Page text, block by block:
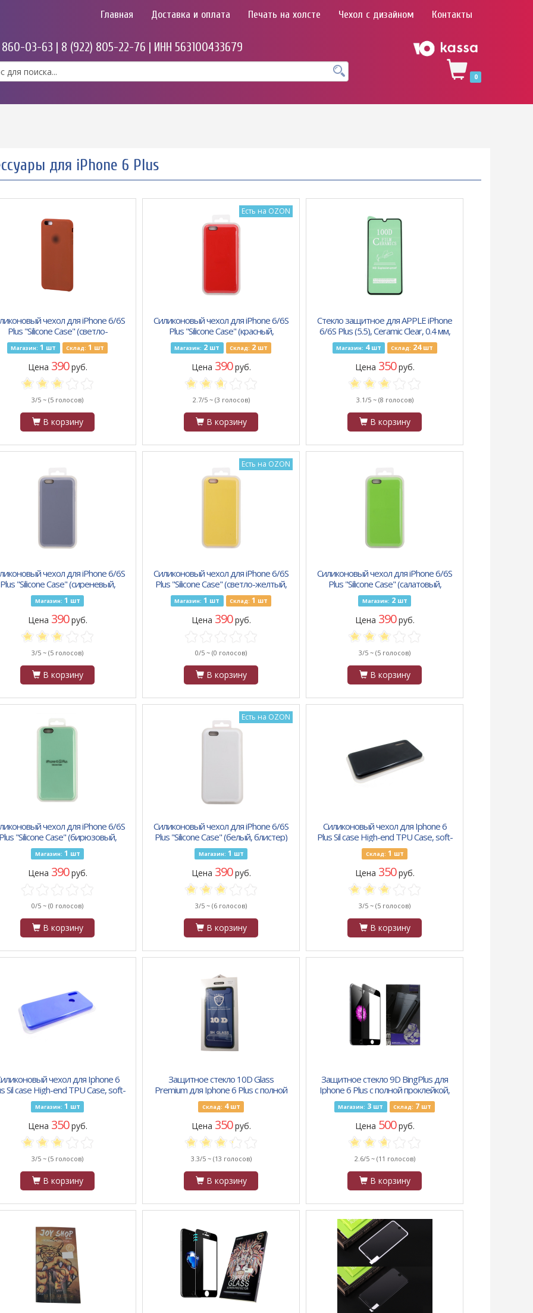
Главная Доставка и оплата Печать на холсте Чехол с дизайном Контакты
860-03-63 | 8 (922) 805-22-76 | ИНН 563100433679
0
для iPhone 6 Plus
чехол для iPhone 6/6S
Plus "Silicone Case" (светло-
коричневый) 7
Магазин: 1 шт Склад: 1 шт
Цена 390руб.
3/5 ~ (5 голосов)
В корзину
Есть на OZON
Силиконовый чехол для iPhone 6/6S
Plus "Silicone Case" (красный,
блистер) 14
Магазин: 2 шт Склад: 2шт
Цена 390руб.
2.7/5 ~ (3 голосов)
В корзину
Стекло защитное для APPLE iPhone
6/6S Plus (5.5), Ceramic Clear, 0.4 мм,
2.5D, глянец, полн. клей, ч
Магазин: 4шт Склад: 24шт
Цена 350руб.
3.1/5 ~ (8 голосов)
В корзину
чехол для iPhone 6/6S
Plus "Silicone Case" (сиреневый,
блистер) 46
Магазин: 1 шт
Цена 390руб.
3/5 ~ (5 голосов)
В корзину
Есть на OZON
Силиконовый чехол для iPhone 6/6S
Plus "Silicone Case" (светло-желтый,
блистер) 55
Магазин: 1 шт Склад: 1 шт
Цена 390руб.
0/5 ~ (0 голосов)
В корзину
Силиконовый чехол для iPhone 6/6S
Plus "Silicone Case" (салатовый,
блистер) 31
Магазин: 2шт
Цена 390руб.
3/5 ~ (5 голосов)
В корзину
чехол для iPhone 6/6S
Plus "Silicone Case" (бирюзовый,
блистер) 21
Магазин: 1 шт
Цена 390руб.
0/5 ~ (0 голосов)
В корзину
Есть на OZON
Силиконовый чехол для iPhone 6/6S
Plus "Silicone Case" (белый, блистер)
9
Магазин: 1 шт
Цена 390руб.
3/5 ~ (6 голосов)
В корзину
Силиконовый чехол для Iphone 6
Plus Sil case High-end TPU Case, soft-
touch без лого, бархат, черный
Склад: 1 шт
Цена 350руб.
3/5 ~ (5 голосов)
В корзину
чехол для Iphone 6
Sil case High-end TPU Case, soft-
touch без лого, бархат, голубой
Магазин: 1 шт
Цена 350руб.
3/5 ~ (5 голосов)
В корзину
Защитное стекло 10D Glass
Premium для Iphone 6 Plus с полной
проклейкой, черное
Склад: 4шт
Цена 350руб.
3.3/5 ~ (13 голосов)
В корзину
Защитное стекло 9D BingPlus для
Iphone 6 Plus с полной проклейкой,
черное
Магазин: 3 шт Склад: 7шт
Цена 500руб.
2.6/5 ~ (11 голосов)
В корзину